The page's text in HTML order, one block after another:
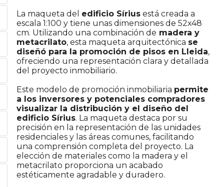
La maqueta del edificio Sírius está creada a
escala 1:100 y tiene unas dimensiones de 52x48
cm. Utilizando una combinación de madera y
metacrilato, esta maqueta arquitectónica se
diseñó para la promoción de pisos en Lleida,
ofreciendo una representación clara y detallada
del proyecto inmobiliario.
Este modelo de promoción inmobiliaria permite
a los inversores y potenciales compradores
visualizar la distribución y el diseño del
edificio Sírius. La maqueta destaca por su
precisión en la representación de las unidades
residenciales y las áreas comunes, facilitando
una comprensión completa del proyecto. La
elección de materiales como la madera y el
metacrilato proporciona un acabado
estéticamente agradable y duradero.